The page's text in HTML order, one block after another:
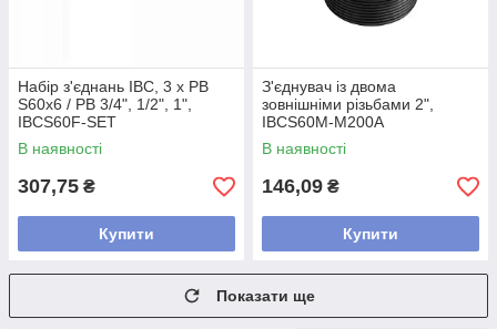
Набір з'єднань IBC, 3 x РВ
S60x6 / РВ 3/4", 1/2", 1",
IBCS60F-SET
В наявності
307,75 ₴
Купити
З'єднувач із двома
зовнішніми різьбами 2",
IBCS60M-M200A
В наявності
146,09 ₴
Купити
Показати ще